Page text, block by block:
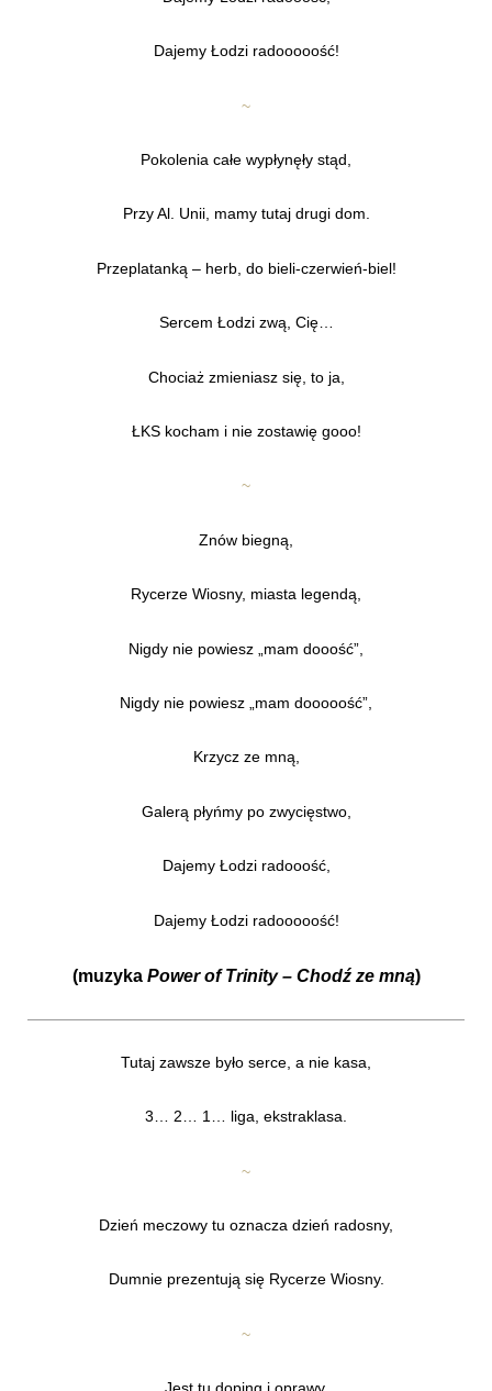
Dajemy Łodzi radooooość!
~
Pokolenia całe wypłynęły stąd,
Przy Al. Unii, mamy tutaj drugi dom.
Przeplatanką – herb, do bieli-czerwień-biel!
Sercem Łodzi zwą, Cię…
Chociaż zmieniasz się, to ja,
ŁKS kocham i nie zostawię gooo!
~
Znów biegną,
Rycerze Wiosny, miasta legendą,
Nigdy nie powiesz „mam dooość”,
Nigdy nie powiesz „mam dooooość”,
Krzycz ze mną,
Galerą płyńmy po zwycięstwo,
Dajemy Łodzi radooość,
Dajemy Łodzi radooooość!
(muzyka Power of Trinity – Chodź ze mną)
Tutaj zawsze było serce, a nie kasa,
3… 2… 1… liga, ekstraklasa.
~
Dzień meczowy tu oznacza dzień radosny,
Dumnie prezentują się Rycerze Wiosny.
~